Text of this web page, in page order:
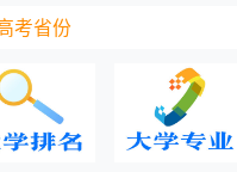
考省份